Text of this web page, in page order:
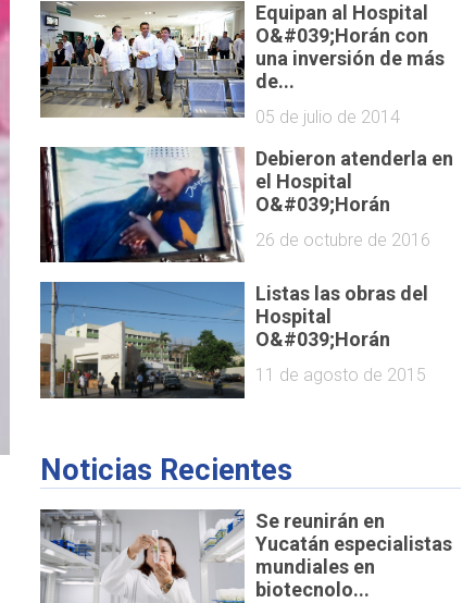
Equipan al Hospital
O&#039;Horán con
una inversión de más
de...
05 de julio de 2014
Debieron atenderla en
el Hospital
O&#039;Horán
26 de octubre de 2016
Listas las obras del
Hospital
O&#039;Horán
11 de agosto de 2015
Noticias Recientes
Se reunirán en
Yucatán especialistas
mundiales en
biotecnolo...